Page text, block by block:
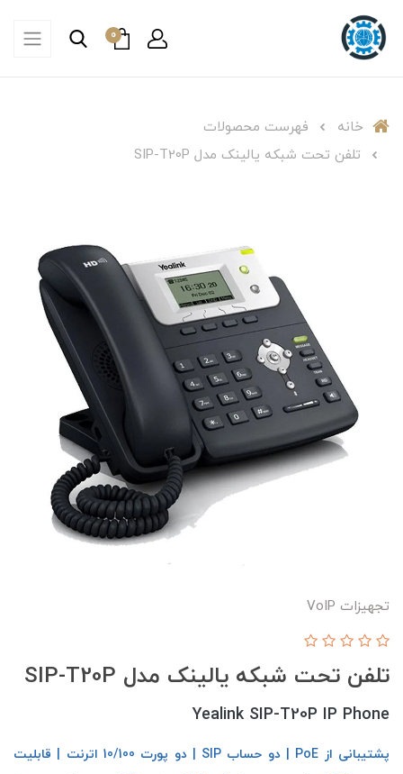
0
خانه
فهرست محصولات
تلفن تحت شبکه یالینک مدل SIP-T20P
تجهیزات VoIP
تلفن تحت شبکه یالینک مدل SIP-T20P
Yealink SIP-T20P IP Phone
پشتیبانی از PoE | دو حساب SIP | دو پورت 10/100 اترنت | قابلیت